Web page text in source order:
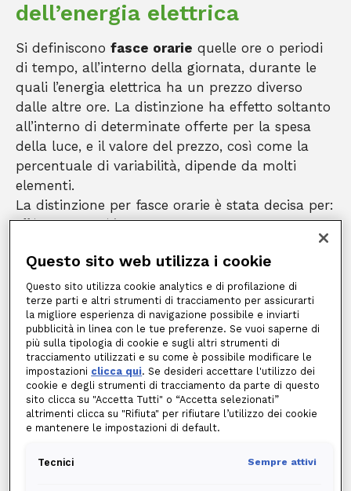
dell’energia elettrica
Si definiscono fasce orarie quelle ore o periodi
di tempo, all’interno della giornata, durante le
quali l’energia elettrica ha un prezzo diverso
dalle altre ore. La distinzione ha effetto soltanto
all’interno di determinate offerte per la spesa
della luce, e il valore del prezzo, così come la
percentuale di variabilità, dipende da molti
elementi.
La distinzione per fasce orarie è stata decisa per:
offrire un'opportunitàdi risparmio per privati cittadini e imprese.
Con l’offerta giusta e con un uso accorto delle fasce orarie, infatti,
discreta misura. La possibilità di risparmiare sul costo dell’energia
principali (p. es. fare la lavatrice o la lavastoviglie) nelle fasce in
cui il costo della materia prima energia è minore. A seconda di
qual è il quantitativo di energia spostato, cambierà naturalmente
anche il potenziale risparmio;
garantire un relativo alleggerimento della rete di distribuzione
nazionale dell’energia elettrica . Se il cliente, titolare di un
contratto di fornitura, viene indotto a modificare le proprie
abitudini di consumo grazie all’opportunità di risparmio offerta
dalle fasce orarie (aumentando i consumi nelle ore della giornata
meno intense e diminuendoli nelle ore di punta), la gestione del
sistema elettrico è molto più agevole per il distributore, ed è più
In generale, la
distinzione in fasce orarie è
Questo sito web utilizza i cookie
Questo sito utilizza cookie analytics e di profilazione di
terze parti e altri strumenti di tracciamento per assicurarti
la migliore esperienza di navigazione possibile e inviarti
pubblicità in linea con le tue preferenze. Se vuoi saperne di
più sulla tipologia di cookie e sugli altri strumenti di
tracciamento utilizzati e su come è possibile modificare le
impostazioni clicca qui. Se desideri accettare l'utilizzo dei
cookie e degli strumenti di tracciamento da parte di questo
sito clicca su "Accetta Tutti" o “Accetta selezionati”
altrimenti clicca su "Rifiuta" per rifiutare l’utilizzo dei cookie
e mantenere le impostazioni di default.
Tecnici Sempre attivi